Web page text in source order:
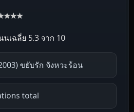
นเฉลี่ย 5.3 จาก 10
ขยับรัก จังหวะร้อน
total